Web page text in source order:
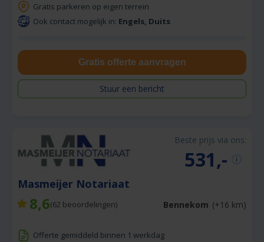
Gratis parkeren op eigen terrein
Ook contact mogelijk in: Engels, Duits
Gratis offerte aanvragen
Stuur een bericht
Beste prijs via ons:
531,-
Masmeijer Notariaat
8,6(62 beoordelingen) Bennekom (+16 km)
Offerte gemiddeld binnen 1 werkdag